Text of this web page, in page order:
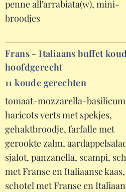
penne all'arrabiata(w), mini-
broodjes
Frans - Italiaans buffet
hoofdgerecht
11 koude gerechten
tomaat-mozzarella-
haricots verts met spekjes,
gehaktbroodje, farfalle met
gerookte zalm,
sjalot, panzanella, scampi,
met Franse en Italiaanse kaas,
schotel met Franse en